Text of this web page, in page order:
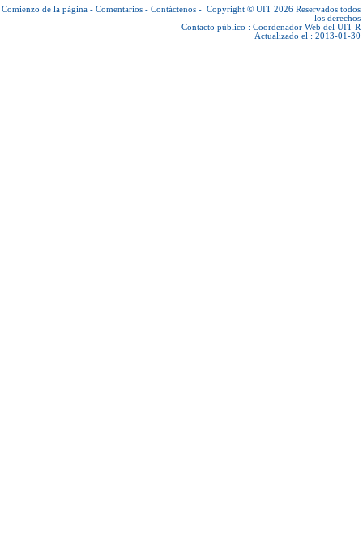
Comienzo de la página - Comentarios - Contáctenos - Copyright © UIT 2026 Reservados todos
los derechos
Contacto público : Coordenador Web del UIT-R
Actualizado el : 2013-01-30